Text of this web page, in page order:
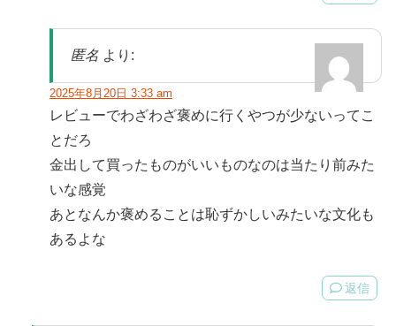
匿名 より:
2025年8月20日 3:33 am
レビューでわざわざ褒めに行くやつが少ないってこ
とだろ
金出して買ったものがいいものなのは当たり前みた
いな感覚
あとなんか褒めることは恥ずかしいみたいな文化も
あるよな
返信